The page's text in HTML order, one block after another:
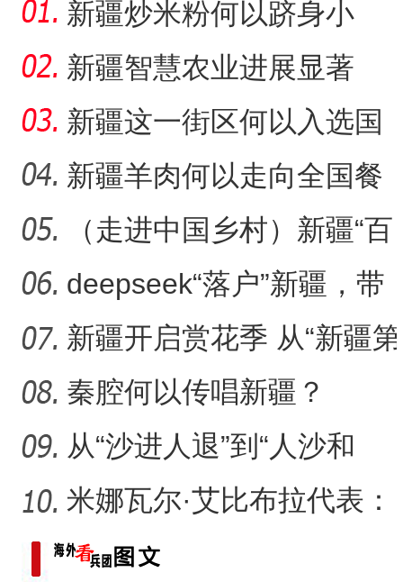
新疆炒米粉何以跻身小
吃“顶流”？
新疆智慧农业进展显著
新疆这一街区何以入选国
家级旅游休闲街区名单？
新疆羊肉何以走向全国餐
桌？
（走进中国乡村）新疆“百
年足球村”：民间赛事拉
deepseek“落户”新疆，带
来了什么？
新疆开启赏花季 从“新疆第
一春”启程感受浪漫之旅
秦腔何以传唱新疆？
从“沙进人退”到“人沙和
谐”，新疆何以在“死亡
米娜瓦尔·艾比布拉代表：
让少数民族古籍文字“活